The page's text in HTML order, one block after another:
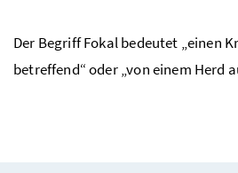
Der Begriff Fokal bedeutet „einen
betreffend“ oder „von einem Herd